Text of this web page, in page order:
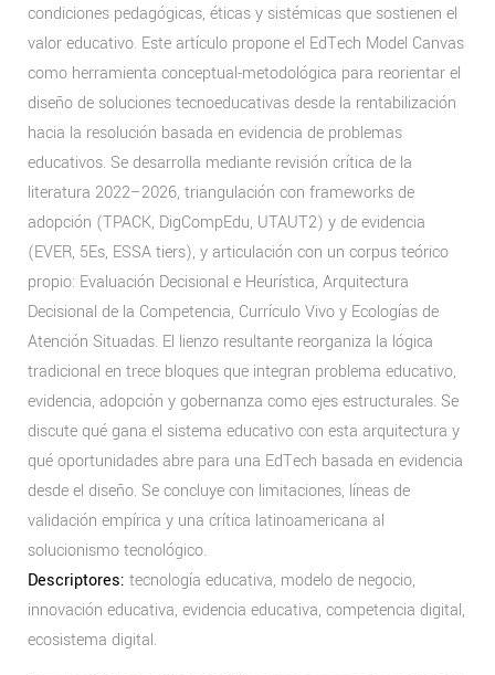
condiciones pedagógicas, éticas y sistémicas que sostienen el
valor educativo. Este artículo propone el EdTech Model Canvas
como herramienta conceptual-metodológica para reorientar el
diseño de soluciones tecnoeducativas desde la rentabilización
hacia la resolución basada en evidencia de problemas
educativos. Se desarrolla mediante revisión crítica de la
literatura 2022–2026, triangulación con frameworks de
adopción (TPACK, DigCompEdu, UTAUT2) y de evidencia
(EVER, 5Es, ESSA tiers), y articulación con un corpus teórico
propio: Evaluación Decisional e Heurística, Arquitectura
Decisional de la Competencia, Currículo Vivo y Ecologías de
Atención Situadas. El lienzo resultante reorganiza la lógica
tradicional en trece bloques que integran problema educativo,
evidencia, adopción y gobernanza como ejes estructurales. Se
discute qué gana el sistema educativo con esta arquitectura y
qué oportunidades abre para una EdTech basada en evidencia
desde el diseño. Se concluye con limitaciones, líneas de
validación empírica y una crítica latinoamericana al
solucionismo tecnológico.
Descriptores: tecnología educativa, modelo de negocio,
innovación educativa, evidencia educativa, competencia digital,
ecosistema digital.